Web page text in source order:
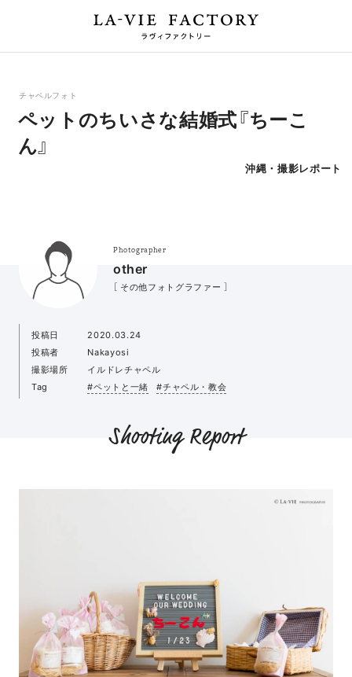
チャペルフォト
ペットのちいさな結婚式『ちーこ
ん』
沖縄・撮影レポート
Photographer
other
［ その他フォトグラファー ］
投稿日
2020.03.24
投稿者
Nakayosi
撮影場所
イルドレチャペル
Tag
#ペットと一緒 #チャペル・教会
Shooting Report